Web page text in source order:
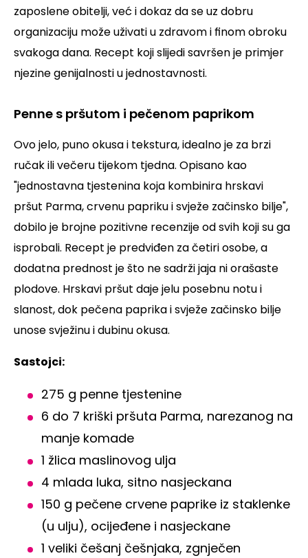
zaposlene obitelji, već i dokaz da se uz dobru
organizaciju može uživati u zdravom i finom obroku
svakoga dana. Recept koji slijedi savršen je primjer
njezine genijalnosti u jednostavnosti.
Penne s pršutom i pečenom paprikom
Ovo jelo, puno okusa i tekstura, idealno je za brzi
ručak ili večeru tijekom tjedna. Opisano kao
"jednostavna tjestenina koja kombinira hrskavi
pršut Parma, crvenu papriku i svježe začinsko bilje",
dobilo je brojne pozitivne recenzije od svih koji su ga
isprobali. Recept je predviđen za četiri osobe, a
dodatna prednost je što ne sadrži jaja ni orašaste
plodove. Hrskavi pršut daje jelu posebnu notu i
slanost, dok pečena paprika i svježe začinsko bilje
unose svježinu i dubinu okusa.
Sastojci:
275 g penne tjestenine
6 do 7 kriški pršuta Parma, narezanog na
manje komade
1 žlica maslinovog ulja
4 mlada luka, sitno nasjeckana
150 g pečene crvene paprike iz staklenke
(u ulju), ocijeđene i nasjeckane
1 veliki češanj češnjaka, zgnječen